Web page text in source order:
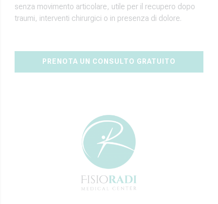
senza movimento articolare, utile per il recupero dopo
traumi, interventi chirurgici o in presenza di dolore.
PRENOTA UN CONSULTO GRATUITO